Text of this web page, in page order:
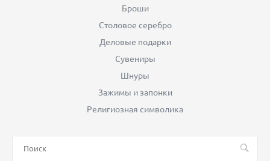
Броши
Столовое серебро
Деловые подарки
Сувениры
Шнуры
Зажимы и запонки
Религиозная символика